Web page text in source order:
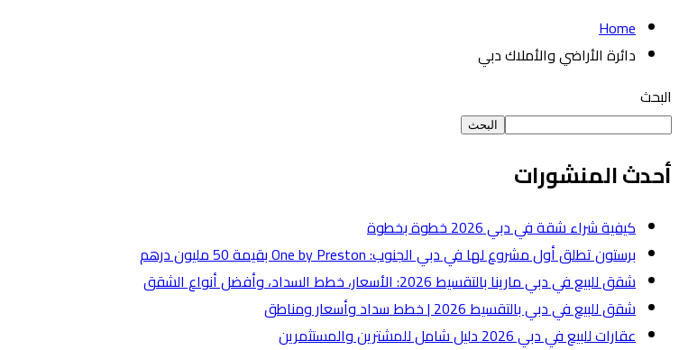
Home
دائرة الأراضي والأملاك دبي
البحث
البحث
أحدث المنشورات
كيفية شراء شقة في دبي 2026 خطوة بخطوة
برستون تطلق أول مشروع لها في دبي الجنوب: One by Preston بقيمة 50 مليون درهم
شقق للبيع في دبي مارينا بالتقسيط 2026: الأسعار، خطط السداد، وأفضل أنواع الشقق
شقق للبيع في دبي بالتقسيط 2026 | خطط سداد وأسعار ومناطق
عقارات للبيع في دبي 2026 دليل شامل للمشترين والمستثمرين